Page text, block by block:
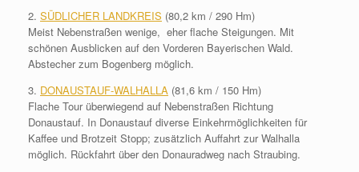
2. SÜDLICHER LANDKREIS (80,2 km / 290 Hm)
Meist Nebenstraßen wenige, eher flache Steigungen. Mit
schönen Ausblicken auf den Vorderen Bayerischen Wald.
Abstecher zum Bogenberg möglich.
3. DONAUSTAUF-WALHALLA (81,6 km / 150 Hm)
Flache Tour überwiegend auf Nebenstraßen Richtung
Donaustauf. In Donaustauf diverse Einkehrmöglichkeiten für
Kaffee und Brotzeit Stopp; zusätzlich Auffahrt zur Walhalla
möglich. Rückfahrt über den Donauradweg nach Straubing.